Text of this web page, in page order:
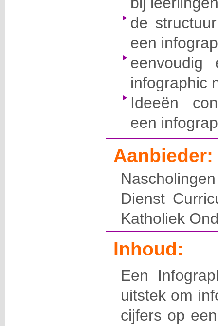
de
een
infographic
Ideeën
een
Aanbieder:
Dienst
Katholiek
Inhoud:
Een
uitstek om
cijfers op